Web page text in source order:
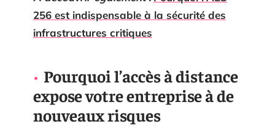
256 est indispensable à la sécurité des
infrastructures critiques
Pourquoi l’accès à distance
expose votre entreprise à de
nouveaux risques